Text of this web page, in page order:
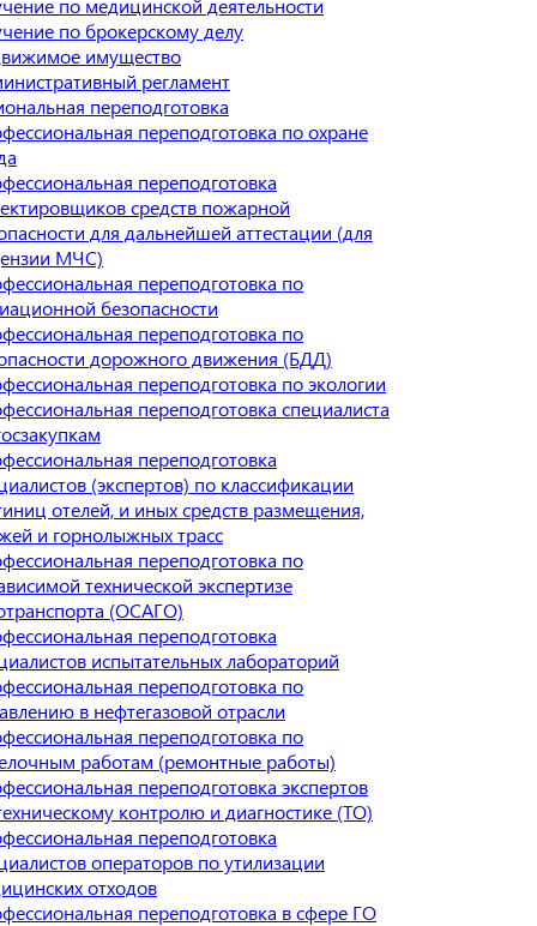
по медицинской деятельности
по брокерскому делу
имущество
регламент
переподготовка
переподготовка по охране
переподготовка
средств пожарной
для дальнейшей аттестации (для
МЧС)
переподготовка по
безопасности
переподготовка по
дорожного движения (БДД)
переподготовка по экологии
переподготовка специалиста
переподготовка
(экспертов) по классификации
отелей, и иных средств размещения,
и горнолыжных трасс
переподготовка по
технической экспертизе
(ОСАГО)
переподготовка
испытательных лабораторий
переподготовка по
в нефтегазовой отрасли
переподготовка по
работам (ремонтные работы)
переподготовка экспертов
контролю и диагностике (ТО)
переподготовка
операторов по утилизации
отходов
переподготовка в сфере ГО